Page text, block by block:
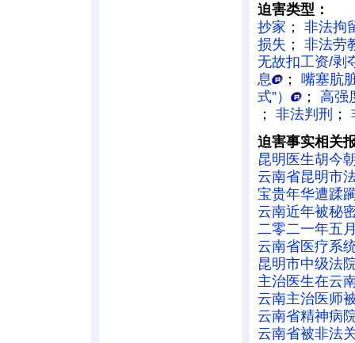
迫害类型：
抄家 ； 非法拘
损失 ； 非法劳
无故扣工资/剥
息
； 嘴塞肮
式”）
； 高强
； 非法判刑 ；
迫害事实相关
昆明医生胡今
云南省昆明市
宝贵年华遭蹂
云南近年被秘
二零二一年五
云南省医疗系
昆明市中级法
主治医生在云
云南主治医师
云南省精神病
云南省被非法